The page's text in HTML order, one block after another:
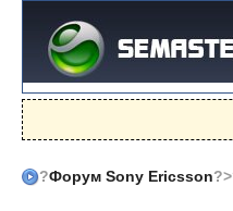
ФОРУМ БЛОГИ
?Форум Sony Ericsson